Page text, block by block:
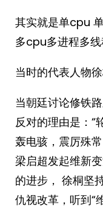
其实就是单cpu
多cpu多进程多线
当时的代表人物
当朝廷讨论修铁
反对的理由是：“
轰电骇，震厉殊
梁启超发起维新
的进步， 徐桐坚
仇视改革，听到“